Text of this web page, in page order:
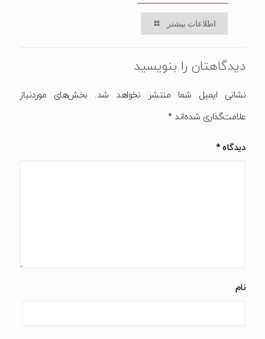
اطلاعات بیشتر
دیدگاهتان را بنویسید
نشانی ایمیل شما منتشر نخواهد شد.
بخش‌های موردنیاز
علامت‌گذاری شده‌اند*
دیدگاه*
نام